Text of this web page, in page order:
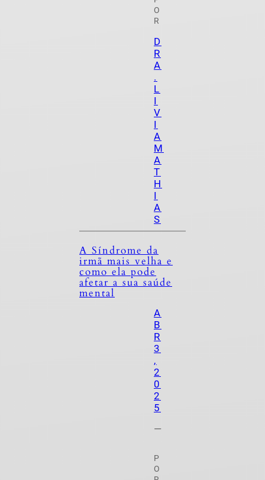
O
R
D
R
A
.
L
I
V
I
A
M
A
T
H
I
A
S
A Síndrome da
irmã mais velha e
como ela pode
afetar a sua saúde
mental
A
B
R
3
,
2
0
2
5
—
P
O